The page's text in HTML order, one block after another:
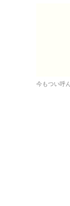
今もつい呼